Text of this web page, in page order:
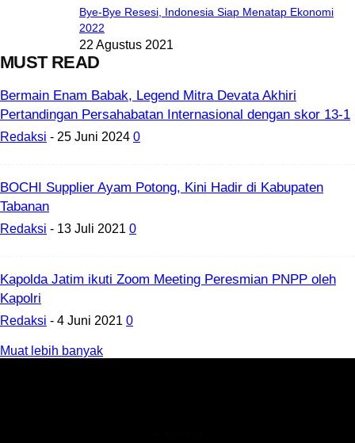
Bye-Bye Resesi, Indonesia Siap Menatap Ekonomi
2022
22 Agustus 2021
MUST READ
Bermain Enam Babak, Legend Mitra Devata Akhiri
Pertandingan Persahabatan Internasional dengan skor 13-1
Redaksi - 25 Juni 2024 0
BOCHI Supplier Ayam Potong, Kini Hadir di Kabupaten
Tabanan
Redaksi - 13 Juli 2021 0
Kapolda Jatim ikuti Zoom Meeting Peresmian PNPP oleh
Kapolri
Redaksi - 4 Juni 2021 0
Muat lebih banyak